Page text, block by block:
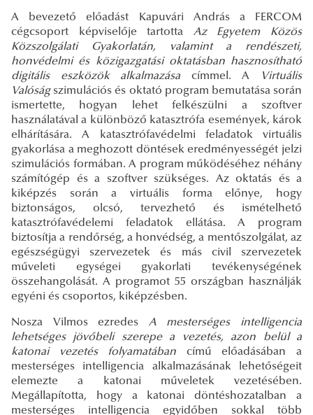
A bevezető előadást Kapuvári András a FERCOM
cégcsoport képviselője tartotta Az Egyetem Közös
Közszolgálati Gyakorlatán, valamint a rendészeti,
honvédelmi és közigazgatási oktatásban hasznosítható
digitális eszközök alkalmazása címmel. A
Virtuális
Valóság szimulációs és oktató program bemutatása során
ismertette, hogyan lehet felkészülni a szoftver
használatával a különböző katasztrófa események, károk
elhárítására. A katasztrófavédelmi feladatok virtuális
gyakorlása a meghozott döntések eredményességét jelzi
szimulációs formában. A program működéséhez néhány
számítógép és a szoftver szükséges. Az oktatás és a
kiképzés során a virtuális forma előnye, hogy
biztonságos, olcsó, tervezhető és ismételhető
katasztrófavédelemi feladatok ellátása. A program
biztosítja a rendőrség, a honvédség, a mentőszolgálat, az
egészségügyi szervezetek és más civil szervezetek
műveleti egységei gyakorlati tevékenységének
összehangolását. A programot 55 országban használják
egyéni és csoportos, kiképzésben.
Nosza Vilmos ezredes A mesterséges intelligencia
lehetséges jövőbeli szerepe a vezetés, azon belül a
katonai vezetés folyamatában című előadásában a
mesterséges intelligencia alkalmazásának lehetőségeit
elemezte a katonai műveletek vezetésében.
Megállapította, hogy a katonai döntéshozatalban a
mesterséges intelligencia egyidőben sokkal több